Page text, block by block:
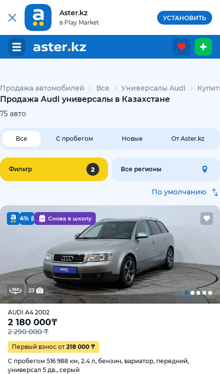
Aster.kz
в Play Market
УСТАНОВИТЬ
Продажа автомобилей Все Универсалы Audi
Продажа Audi универсалы в Казахстане
75 авто
Все С пробегом Новые От Aster.kz
Фильтр 2 Все регионы
По умолчанию
4% Снова в школу
23
AUDI A4 2002
2 180 000₸
2 290 000 ₸
Первый взнос от 218 000 ₸
С пробегом 516 988 км, 2.4 л, бензин, вариатор, передний,
универсал 5 дв., серый